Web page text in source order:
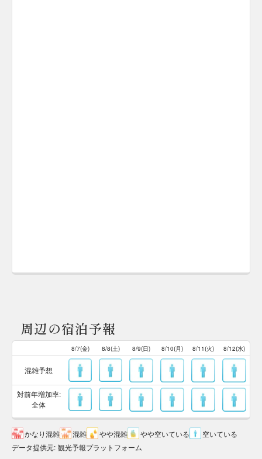
周辺の宿泊予報
8/7(金) 8/8(土) 8/9(日) 8/10(月) 8/11(火) 8/12(水)
混雑予想
対前年増加率:
全体
かなり混雑 混雑 やや混雑 やや空いている
空いている
データ提供元: 観光予報プラットフォーム